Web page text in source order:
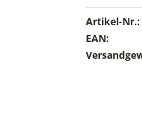
Artikel-Nr.:
EAN: